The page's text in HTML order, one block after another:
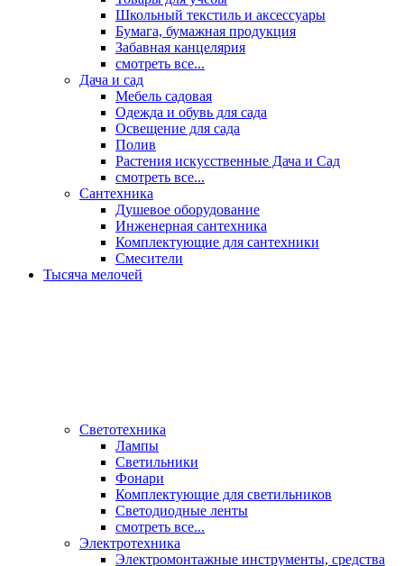
Школьный текстиль и аксессуары
Бумага, бумажная продукция
Забавная канцелярия
смотреть все...
Дача и сад
Мебель садовая
Одежда и обувь для сада
Освещение для сада
Полив
Растения искусственные Дача и Сад
смотреть все...
Сантехника
Душевое оборудование
Инженерная сантехника
Комплектующие для сантехники
Смесители
Тысяча мелочей
Светотехника
Лампы
Светильники
Фонари
Комплектующие для светильников
Светодиодные ленты
смотреть все...
Электротехника
Электромонтажные инструменты, средства